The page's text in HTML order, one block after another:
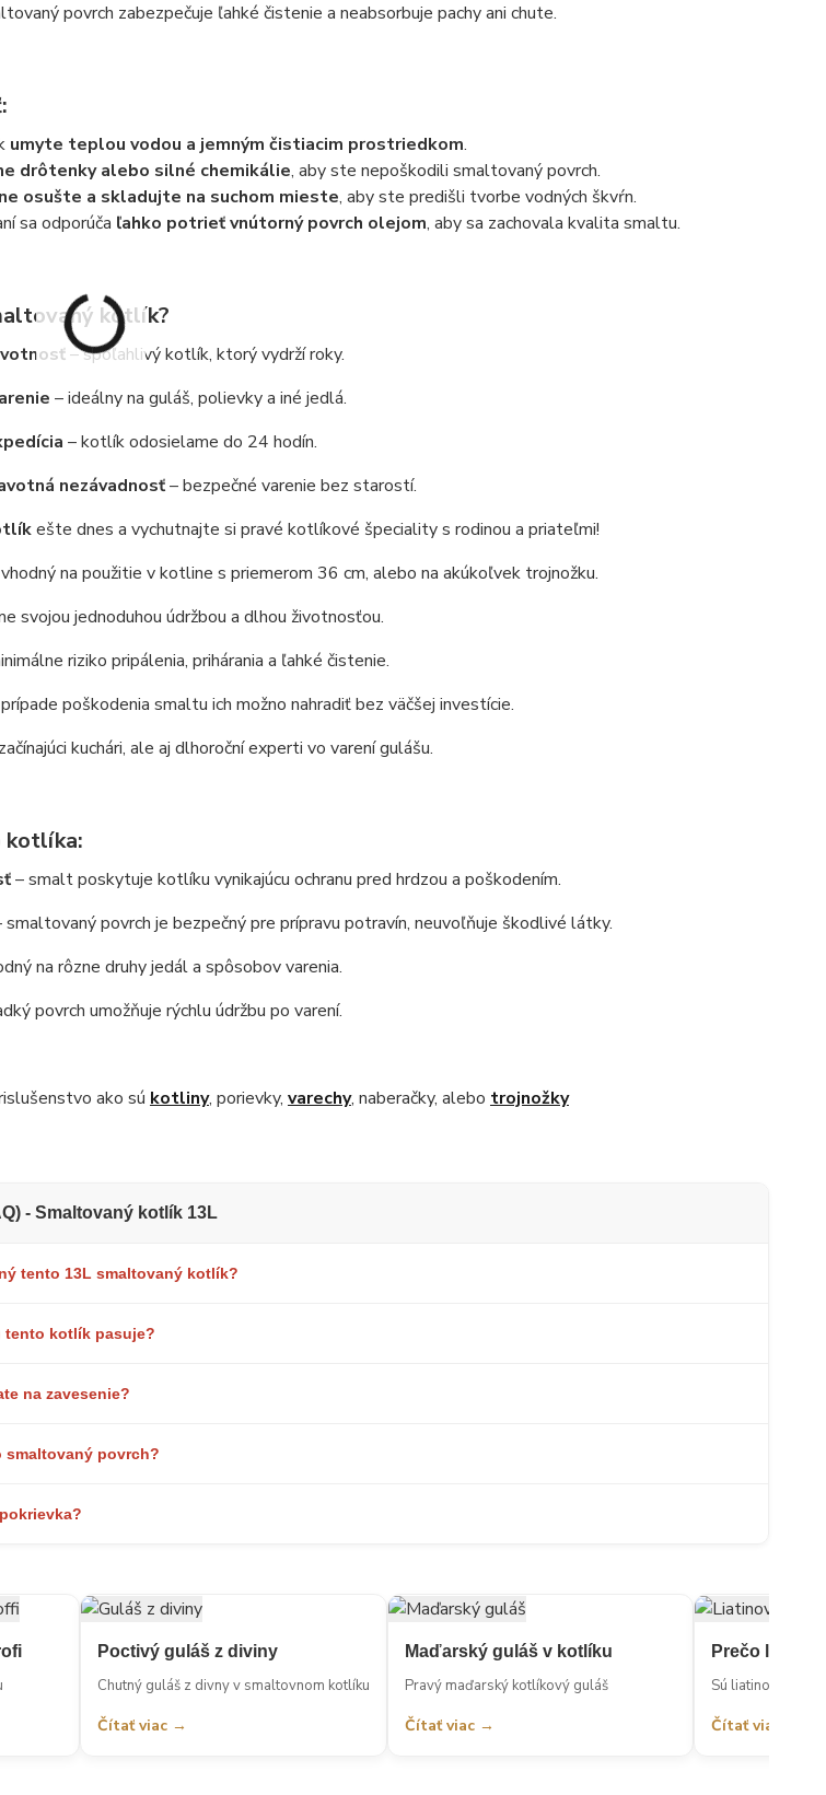
povrch zabezpečuje ľahké čistenie a neabsorbuje pachy ani chute.
umyte teplou vodou a jemným čistiacim prostriedkom.
drôtenky alebo silné chemikálie, aby ste nepoškodili smaltovaný povrch.
osušte a skladujte na suchom mieste, aby ste predišli tvorbe vodných škvŕn.
sa odporúča ľahko potrieť vnútorný povrch olejom, aby sa zachovala kvalita smaltu.
kotlík?
– spoľahlivý kotlík, ktorý vydrží roky.
– ideálny na guláš, polievky a iné jedlá.
– kotlík odosielame do 24 hodín.
nezávadnosť– bezpečné varenie bez starostí.
ešte dnes a vychutnajte si pravé kotlíkové špeciality s rodinou a priateľmi!
na použitie v kotline s priemerom 36 cm, alebo na akúkoľvek trojnožku.
svojou jednoduhou údržbou a dlhou životnosťou.
riziko pripálenia, prihárania a ľahké čistenie.
poškodenia smaltu ich možno nahradiť bez väčšej investície.
kuchári, ale aj dlhoroční experti vo varení gulášu.
kotlíka:
– smalt poskytuje kotlíku vynikajúcu ochranu pred hrdzou a poškodením.
povrch je bezpečný pre prípravu potravín, neuvoľňuje škodlivé látky.
na rôzne druhy jedál a spôsobov varenia.
povrch umožňuje rýchlu údržbu po varení.
ako sú kotliny, porievky, varechy, naberačky, alebo trojnožky
- Smaltovaný kotlík 13L
tento 13L smaltovaný kotlík?
tento kotlík pasuje?
na zavesenie?
smaltovaný povrch?
Poctivý guláš z diviny
Chutný guláš z divny v smaltovnom kotlíku
Čítať viac →
Maďarský guláš v kotlíku
Pravý maďarský kotlíkový guláš
Čítať viac →
Prečo
Sú liatinové
Čítať viac →